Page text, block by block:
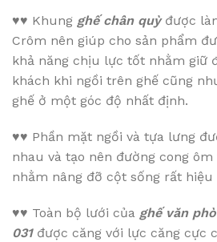
♥♥ Khung ghế chân quỳđược
Crôm nên giúp cho sản phẩm
khả năng chịu lực tốt nhằm giữ
khách khi ngồi trên ghế cũng
ghế ở một góc độ nhất định.
♥♥ Phần mặt ngồi và tựa lưng
nhau và tạo nên đường cong
nhằm nâng đỡ cột sống rất hiệu
♥♥ Toàn bộ lưới của ghế văn
031được căng với lực căng cực